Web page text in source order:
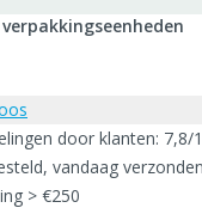
door klanten: 7,8/
vandaag verzonden
> €250